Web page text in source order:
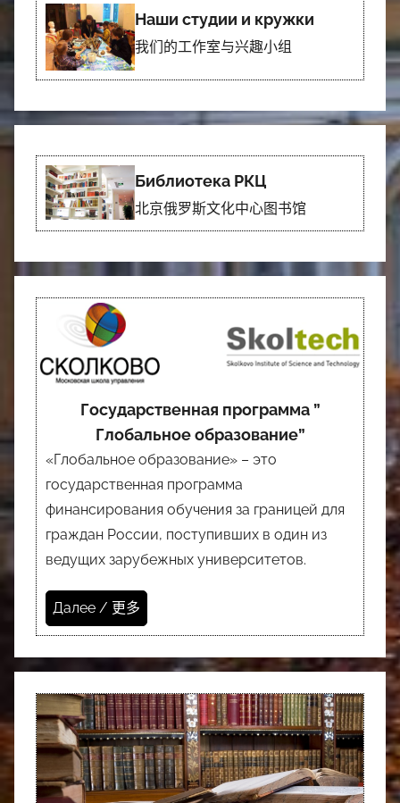
Наши студии и кружки
我们的工作室与兴趣小组
Библиотека РКЦ
北京俄罗斯文化中心图书馆
Государственная программа ”
Глобальное образование”
«Глобальное образование» – это
государственная программа
финансирования обучения за границей для
граждан России, поступивших в один из
ведущих зарубежных университетов.
Далее / 更多